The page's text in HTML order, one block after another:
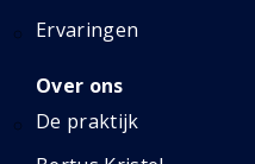
Ervaringen
Over ons
De praktijk